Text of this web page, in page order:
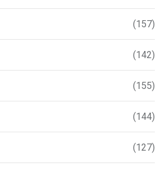
(157)
(142)
(155)
(144)
(127)